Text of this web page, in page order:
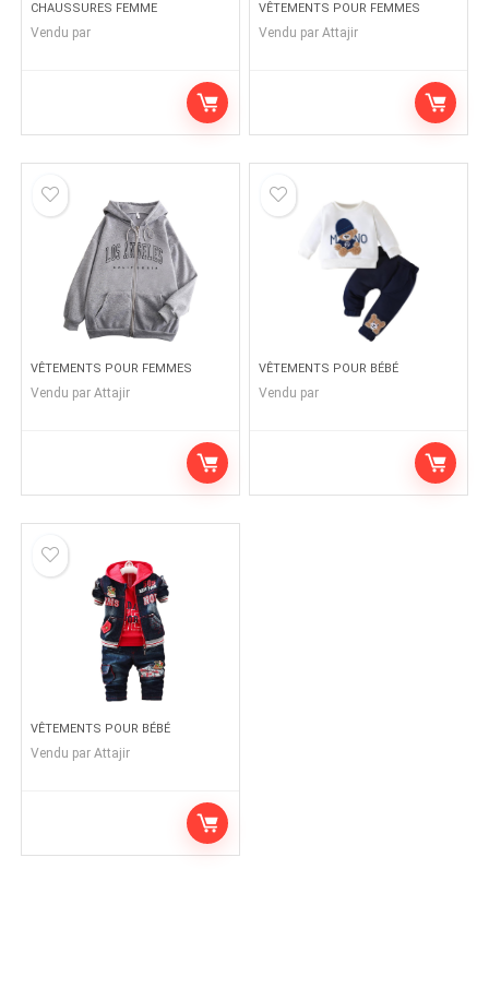
CHAUSSURES FEMME
Vendu par
VÊTEMENTS POUR FEMMES
Vendu par Attajir
VÊTEMENTS POUR FEMMES
Vendu par Attajir
VÊTEMENTS POUR BÉBÉ
Vendu par
VÊTEMENTS POUR BÉBÉ
Vendu par Attajir